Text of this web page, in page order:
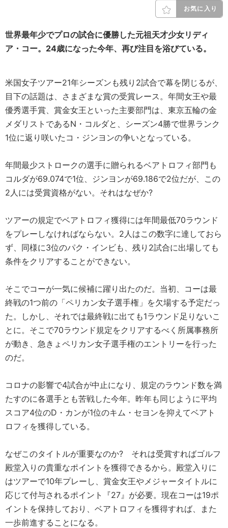
お気に入り
世界最年少でプロの試合に優勝した元祖天才少女リディ
ア・コー。24歳になった今年、再び注目を浴びている。
米国女子ツアー21年シーズンも残り2試合で幕を閉じるが、
目下の話題は、さまざまな賞の受賞レース。年間女王や最
優秀選手賞、賞金女王といった主要部門は、東京五輪の金
メダリストであるN・コルダと、シーズン4勝で世界ランク
1位に返り咲いたコ・ジンヨンの争いとなっている。
年間最少ストロークの選手に贈られるベアトロフィ部門も
コルダが69.074で1位、ジンヨンが69.186で2位だが、この
2人には受賞資格がない。それはなぜか?
ツアーの規定でベアトロフィ獲得には年間最低70ラウンド
をプレーしなければならない。2人はこの数字に達しておら
ず、同様に3位のパク・インビも、残り2試合に出場しても
条件をクリアすることができない。
そこでコーが一気に候補に躍り出たのだ。当初、コーは最
終戦の1つ前の「ペリカン女子選手権」を欠場する予定だっ
た。しかし、それでは最終戦に出ても1ラウンド足りないこ
とに。そこで70ラウンド規定をクリアするべく所属事務所
が動き、急きょペリカン女子選手権のエントリーを行った
のだ。
コロナの影響で4試合が中止になり、規定のラウンド数を満
たすのに各選手とも苦戦した今年。昨年も同じように平均
スコア4位のD・カンが1位のキム・セヨンを抑えてベアト
ロフィを獲得している。
なぜこのタイトルが重要なのか? それは受賞すればゴルフ
殿堂入りの貴重なポイントを獲得できるから。殿堂入りに
はツアーで10年プレーし、賞金女王やメジャータイトルに
応じて付与されるポイント『27』が必要。現在コーは19ポ
イントを保持しており、ベアトロフィを獲得すれば、また
一歩前進することになる。